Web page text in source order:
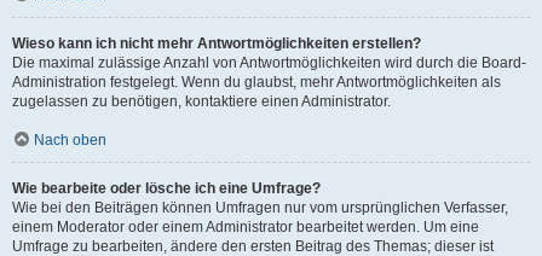
Wieso kann ich nicht mehr Antwortmöglichkeiten erstellen?
Die maximal zulässige Anzahl von Antwortmöglichkeiten wird durch die Board-
Administration festgelegt. Wenn du glaubst, mehr Antwortmöglichkeiten als
zugelassen zu benötigen, kontaktiere einen Administrator.
Nach oben
Wie bearbeite oder lösche ich eine Umfrage?
Wie bei den Beiträgen können Umfragen nur vom ursprünglichen Verfasser,
einem Moderator oder einem Administrator bearbeitet werden. Um eine
Umfrage zu bearbeiten, ändere den ersten Beitrag des Themas; dieser ist